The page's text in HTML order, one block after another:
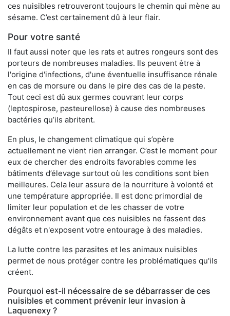
ces nuisibles retrouveront toujours le chemin qui mène au
sésame. C’est certainement dû à leur flair.
Pour votre santé
Il faut aussi noter que les rats et autres rongeurs sont des
porteurs de nombreuses maladies. Ils peuvent être à
l'origine d'infections, d'une éventuelle insuffisance rénale
en cas de morsure ou dans le pire des cas de la peste.
Tout ceci est dû aux germes couvrant leur corps
(leptospirose, pasteurellose) à cause des nombreuses
bactéries qu’ils abritent.
En plus, le changement climatique qui s’opère
actuellement ne vient rien arranger. C’est le moment pour
eux de chercher des endroits favorables comme les
bâtiments d’élevage surtout où les conditions sont bien
meilleures. Cela leur assure de la nourriture à volonté et
une température appropriée. Il est donc primordial de
limiter leur population et de les chasser de votre
environnement avant que ces nuisibles ne fassent des
dégâts et n'exposent votre entourage à des maladies.
La lutte contre les parasites et les animaux nuisibles
permet de nous protéger contre les problématiques qu'ils
créent.
Pourquoi est-il nécessaire de se débarrasser de ces
nuisibles et comment prévenir leur invasion à
Laquenexy ?